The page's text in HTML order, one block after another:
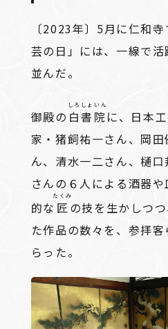
〔2023年〕5月に仁和
芸の日」には、一線で
並んだ。
御殿の 白書院
しろしょいん
に、日本
家・猪飼祐一さん、岡
ん、清水一二さん、樋
さんの６人による酒器
的な 匠
たくみ
の技を生かしつ
た作品の数々を、参拝
らった。